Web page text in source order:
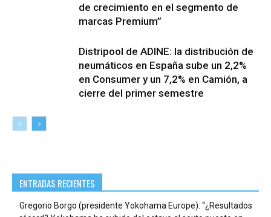
de crecimiento en el segmento de
marcas Premium”
Distripool de ADINE: la distribución de
neumáticos en España sube un 2,2%
en Consumer y un 7,2% en Camión, a
cierre del primer semestre
ENTRADAS RECIENTES
Gregorio Borgo (presidente Yokohama Europe): “¿Resultados